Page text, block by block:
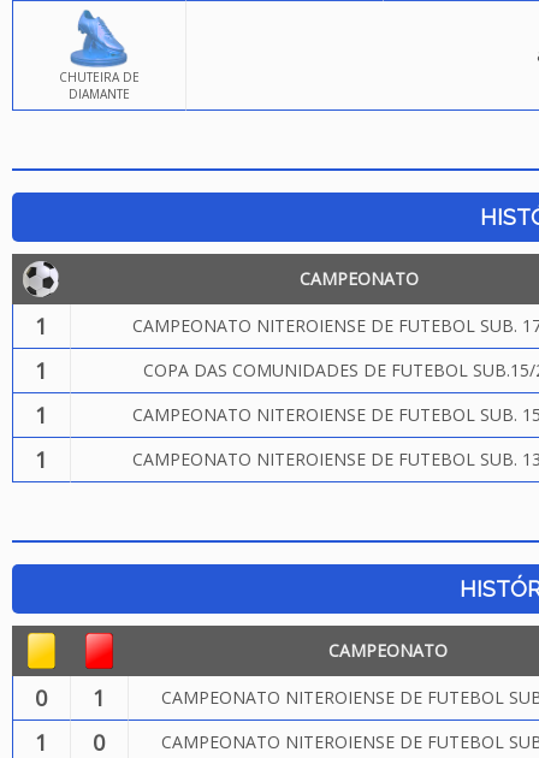
CHUTEIRA DE
DIAMANTE
CAMPEONATO
1 CAMPEONATO NITEROIENSE DE FUTEBOL SUB.
1 COPA DAS COMUNIDADES DE FUTEBOL
1 CAMPEONATO NITEROIENSE DE FUTEBOL SUB.
1 CAMPEONATO NITEROIENSE DE FUTEBOL SUB.
CAMPEONATO
0 1 CAMPEONATO NITEROIENSE DE FUTEBOL
1 0 CAMPEONATO NITEROIENSE DE FUTEBOL